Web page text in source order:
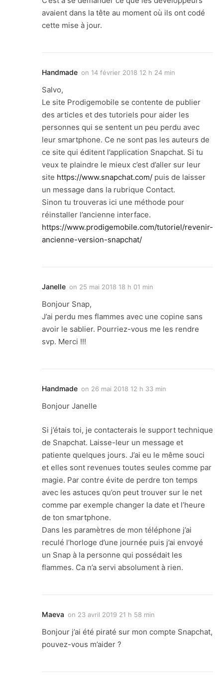
avaient dans la tête au moment où ils ont codé
cette mise à jour.
Handmade on 14 février 2018 12 h 24 min
Salvo,
Le site Prodigemobile se contente de publier
des articles et des tutoriels pour aider les
personnes qui se sentent un peu perdu avec
leur smartphone. Ce ne sont pas les auteurs de
ce site qui éditent l’application Snapchat. Si tu
veux te plaindre le mieux c’est d’aller sur leur
site https://www.snapchat.com/ puis de laisser
un message dans la rubrique Contact.
Sinon tu trouveras ici une méthode pour
réinstaller l’ancienne interface.
https://www.prodigemobile.com/tutoriel/revenir-
ancienne-version-snapchat/
Janelle on 25 mai 2018 18 h 01 min
Bonjour Snap,
J’ai perdu mes flammes avec une copine sans
avoir le sablier. Pourriez-vous me les rendre
svp. Merci !!!
Handmade on 26 mai 2018 12 h 33 min
Bonjour Janelle
Si j’étais toi, je contacterais le support technique
de Snapchat. Laisse-leur un message et
patiente quelques jours. J’ai eu le même souci
et elles sont revenues toutes seules comme par
magie. Par contre évite de perdre ton temps
avec les astuces qu’on peut trouver sur le net
comme par exemple changer la date et l’heure
de ton smartphone.
Dans les paramètres de mon téléphone j’ai
reculé l’horloge d’une journée puis j’ai envoyé
un Snap à la personne qui possédait les
flammes. Ca n’a servi absolument à rien.
Maeva on 23 avril 2019 21 h 58 min
Bonjour j’ai été piraté sur mon compte Snapchat,
pouvez-vous m’aider ?